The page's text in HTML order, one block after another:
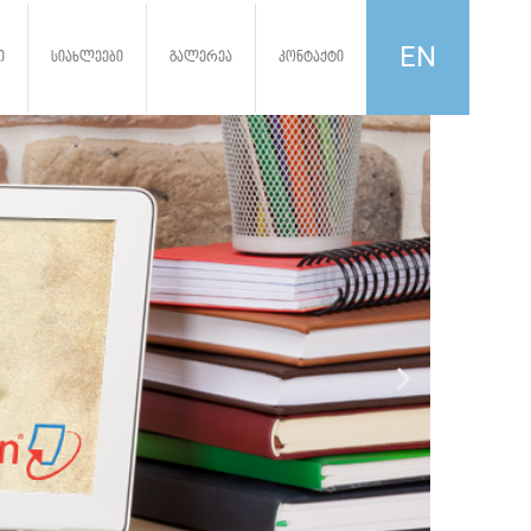
სიახლეები გალერეა კონტაქტი EN